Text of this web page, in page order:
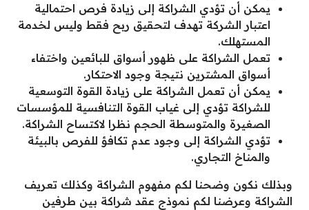
يمكن أن تؤدي الشراكة إلى زيادة فرص احتمالية
اعتبار الشركة تهدف لتحقيق ربح فقط وليس لخدمة
المستهلك.
تعمل الشراكة على ظهور أسواق للبائعين واختفاء
أسواق المشترين نتيجة وجود الاحتكار.
يمكن أن تعمل الشراكة على زيادة القوة التوسعية
للشراكة تؤدي إلى غياب القوة التنافسية للمؤسسات
الصغيرة والمتوسطة الحجم نظرا لاكتساح الشراكة.
تؤدي الشراكة إلى وجود عدم تكافؤ للفرص بالبيئة
والمناخ التجاري.
وبذلك نكون وضحنا لكم مفهوم الشراكة وكذلك تعريف
الشراكة وعرضنا لكم نموذج عقد شراكة بين طرفين